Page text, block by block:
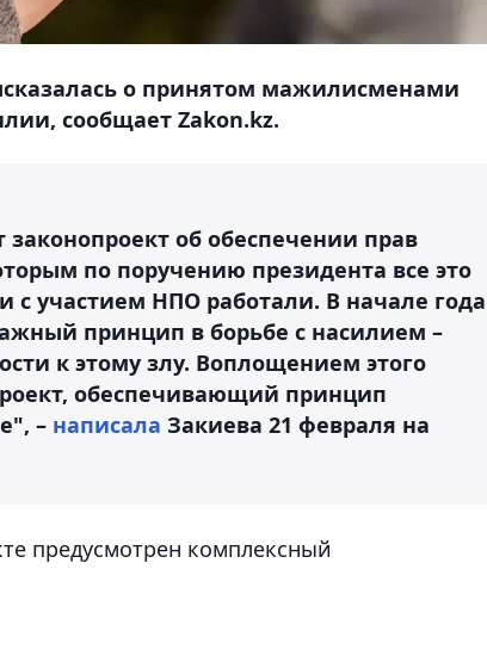
о принятом мажилисменами
сообщает Zakon.kz.
об обеспечении прав
по поручению президента все это
с участием НПО работали. В начале года
принцип в борьбе с насилием –
к этому злу. Воплощением этого
обеспечивающий принцип
– написала Закиева 21 февраля на
предусмотрен комплексный